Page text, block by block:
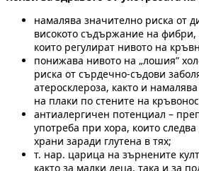
намалява значително риска от
високото съдържание на
които регулират нивото на
понижава нивото на „лошия”
риска от сърдечно-съдови
атеросклероза, както и
на плаки по стените на
антиалергичен потенциал –
употреба при хора, които
храни заради глутена в тях;
т. нар. царица на зърнените
както за малки деца, така и за